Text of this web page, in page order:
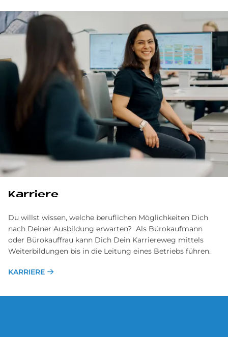
Karriere
Du willst wissen, welche beruflichen Möglichkeiten Dich
nach Deiner Ausbildung erwarten? Als Bürokaufmann
oder Bürokauffrau kann Dich Dein Karriereweg mittels
Weiterbildungen bis in die Leitung eines Betriebs führen.
KARRIERE